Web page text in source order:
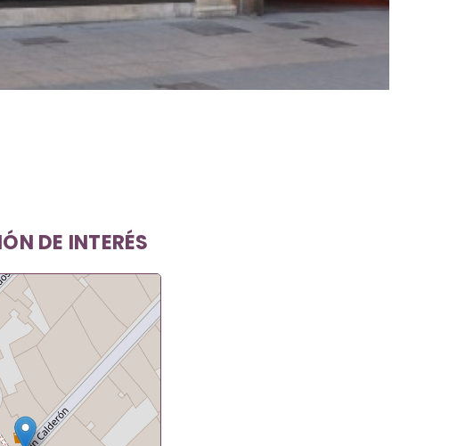
DE INTERÉS